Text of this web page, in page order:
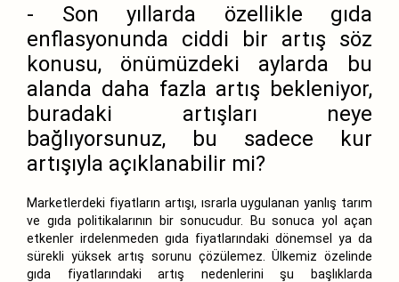
- Son yıllarda özellikle gıda
enflasyonunda ciddi bir artış söz
konusu, önümüzdeki aylarda bu
alanda daha fazla artış bekleniyor,
buradaki artışları neye
bağlıyorsunuz, bu sadece kur
artışıyla açıklanabilir mi?
Marketlerdeki fiyatların artışı, ısrarla uygulanan yanlış tarım
ve gıda politikalarının bir sonucudur. Bu sonuca yol açan
etkenler irdelenmeden gıda fiyatlarındaki dönemsel ya da
sürekli yüksek artış sorunu çözülemez. Ülkemiz özelinde
gıda fiyatlarındaki artış nedenlerini şu başlıklarda